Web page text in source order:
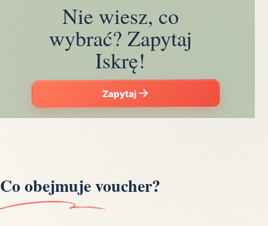
Nie wiesz, co
wybrać? Zapytaj
Iskrę!
Zapytaj
Co obejmuje voucher?